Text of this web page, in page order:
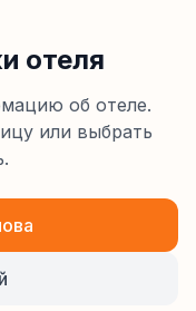
отеля
об отеле.
или выбрать